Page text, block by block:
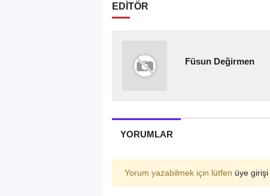
EDİTÖR
Füsun Değirmen
YORUMLAR
Yorum yazabilmek için lütfen üye girişi